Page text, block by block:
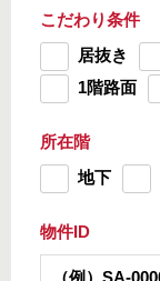
こだわり条件
居抜き
1階路面
所在階
地下
物件ID